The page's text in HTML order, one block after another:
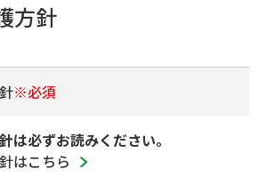
方針
※必須
は必ずお読みください。
はこちら